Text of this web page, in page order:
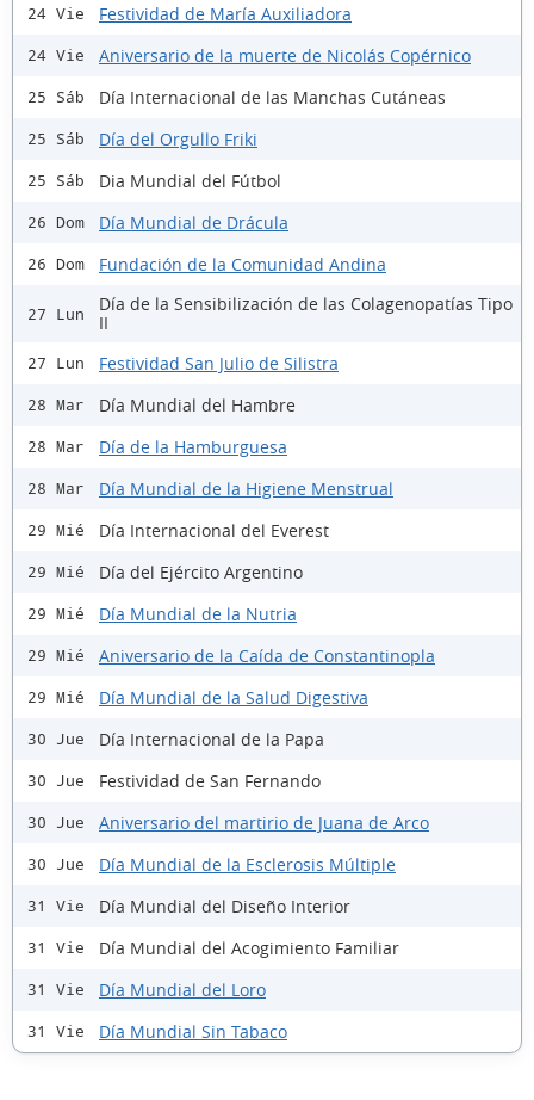
24 Vie Festividad de María Auxiliadora
24 Vie Aniversario de la muerte de Nicolás Copérnico
25 Sáb Día Internacional de las Manchas Cutáneas
25 Sáb Día del Orgullo Friki
25 Sáb Dia Mundial del Fútbol
26 Dom Día Mundial de Drácula
26 Dom Fundación de la Comunidad Andina
27 Lun
Día de la Sensibilización de las Colagenopatías Tipo
II
27 Lun Festividad San Julio de Silistra
28 Mar Día Mundial del Hambre
28 Mar Día de la Hamburguesa
28 Mar Día Mundial de la Higiene Menstrual
29 Mié Día Internacional del Everest
29 Mié Día del Ejército Argentino
29 Mié Día Mundial de la Nutria
29 Mié Aniversario de la Caída de Constantinopla
29 Mié Día Mundial de la Salud Digestiva
30 Jue Día Internacional de la Papa
30 Jue Festividad de San Fernando
30 Jue Aniversario del martirio de Juana de Arco
30 Jue Día Mundial de la Esclerosis Múltiple
31 Vie Día Mundial del Diseño Interior
31 Vie Día Mundial del Acogimiento Familiar
31 Vie Día Mundial del Loro
31 Vie Día Mundial Sin Tabaco